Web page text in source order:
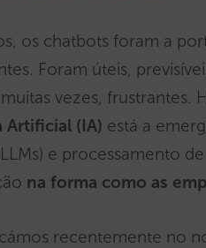
os chatbots foram a
Foram úteis,
vezes, frustrantes.
Artificial (IA) está a
e processamento
na forma como as
recentemente no